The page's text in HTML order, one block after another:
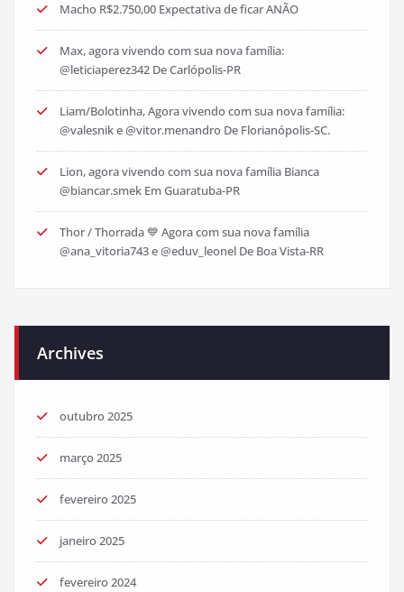
Macho R$2.750,00 Expectativa de ficar ANÃO
Max, agora vivendo com sua nova família:
@leticiaperez342 De Carlópolis-PR
Liam/Bolotinha, Agora vivendo com sua nova família:
@valesnik e @vitor.menandro De Florianópolis-SC.
Lion, agora vivendo com sua nova família Bianca
@biancar.smek Em Guaratuba-PR
Thor / Thorrada 💙 Agora com sua nova família
@ana_vitoria743 e @eduv_leonel De Boa Vista-RR
Archives
outubro 2025
março 2025
fevereiro 2025
janeiro 2025
fevereiro 2024